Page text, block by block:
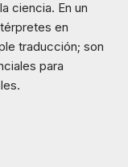
ciencia. En un
en
traducción; son
para